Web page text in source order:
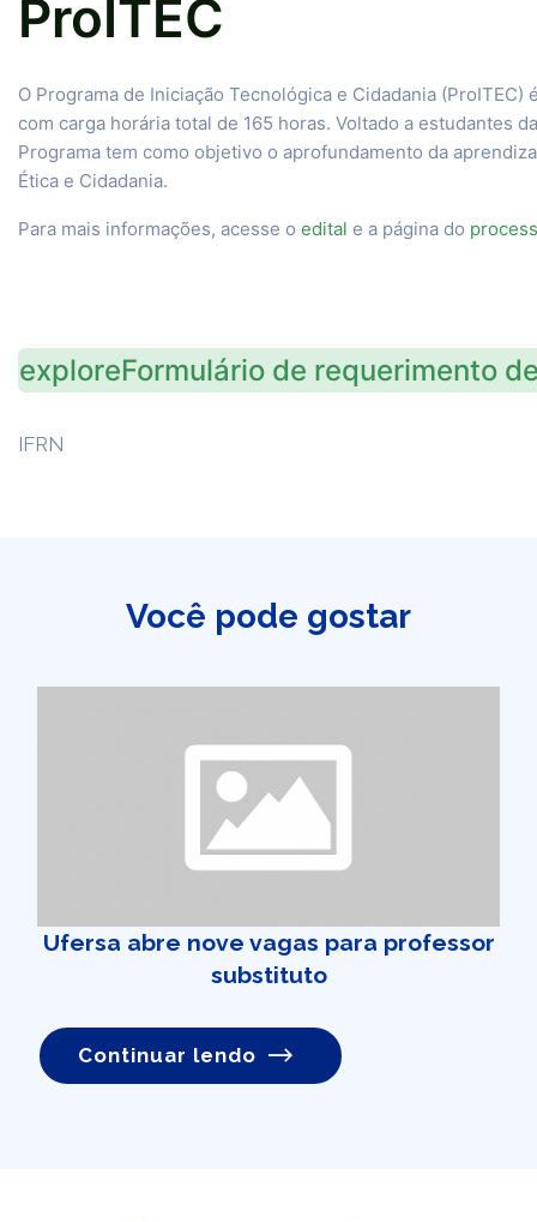
ProITEC
O Programa de Iniciação Tecnológica e Cidadania
com carga horária total de 165 horas. Voltado a estudantes
Programa tem como objetivo o aprofundamento da
Ética e Cidadania.
Para mais informações, acesse o edital e a página do
exploreFormulário de requerimento
IFRN
Você pode gostar
Ufersa abre nove vagas para professor
substituto
Continuar lendo